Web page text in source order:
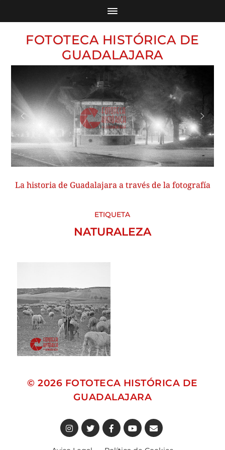
FOTOTECA HISTÓRICA DE
GUADALAJARA
La historia de Guadalajara a través de la fotografía
ETIQUETA
NATURALEZA
© 2026 FOTOTECA HISTÓRICA DE
GUADALAJARA